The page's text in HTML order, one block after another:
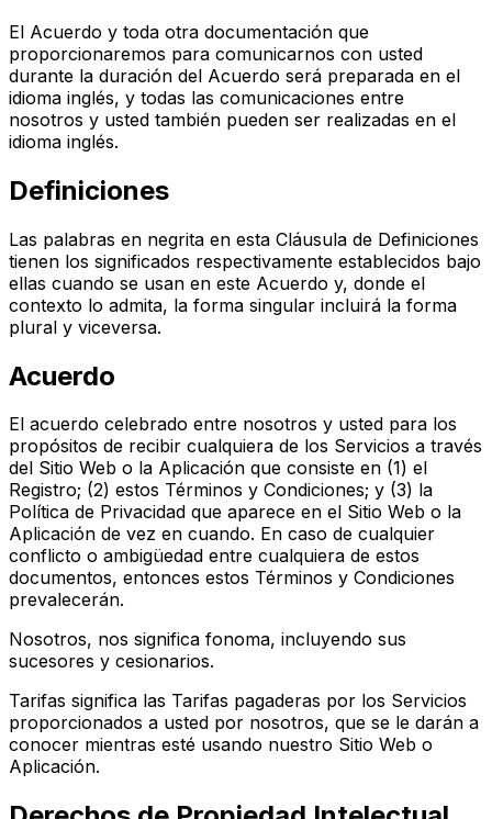
El Acuerdo y toda otra documentación que
proporcionaremos para comunicarnos con usted
durante la duración del Acuerdo será preparada en el
idioma inglés, y todas las comunicaciones entre
nosotros y usted también pueden ser realizadas en el
idioma inglés.
Definiciones
Las palabras en negrita en esta Cláusula de Definiciones
tienen los significados respectivamente establecidos bajo
ellas cuando se usan en este Acuerdo y, donde el
contexto lo admita, la forma singular incluirá la forma
plural y viceversa.
Acuerdo
El acuerdo celebrado entre nosotros y usted para los
propósitos de recibir cualquiera de los Servicios a través
del Sitio Web o la Aplicación que consiste en (1) el
Registro; (2) estos Términos y Condiciones; y (3) la
Política de Privacidad que aparece en el Sitio Web o la
Aplicación de vez en cuando. En caso de cualquier
conflicto o ambigüedad entre cualquiera de estos
documentos, entonces estos Términos y Condiciones
prevalecerán.
Nosotros, nos significa fonoma, incluyendo sus
sucesores y cesionarios.
Tarifas significa las Tarifas pagaderas por los Servicios
proporcionados a usted por nosotros, que se le darán a
conocer mientras esté usando nuestro Sitio Web o
Aplicación.